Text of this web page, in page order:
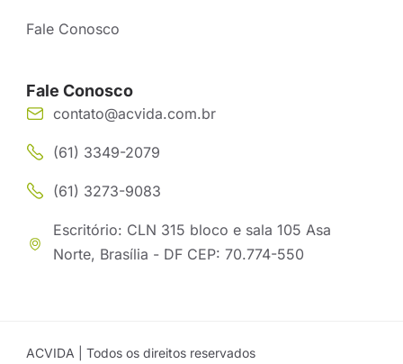
Fale Conosco
Fale Conosco
contato@acvida.com.br
(61) 3349-2079
(61) 3273-9083
Escritório: CLN 315 bloco e sala 105 Asa
Norte, Brasília - DF CEP: 70.774-550
ACVIDA | Todos os direitos reservados